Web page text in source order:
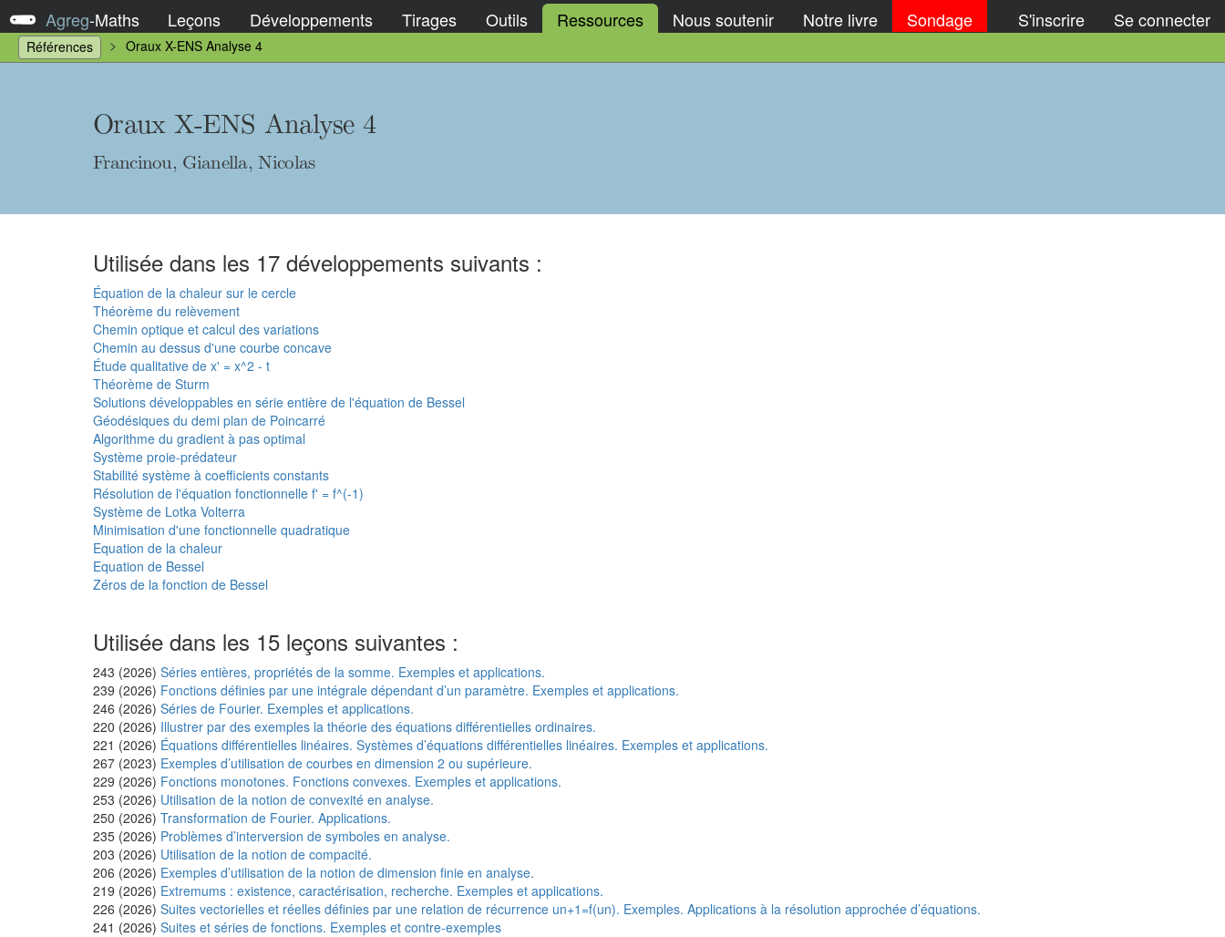
Agreg-Maths Leçons Développements Tirages Outils Ressources Nous soutenir Notre livre Sondage S'inscrire Se connecter
Références Oraux X-ENS Analyse 4
Oraux X-ENS Analyse 4
Francinou, Gianella, Nicolas
Utilisée dans les 17 développements suivants :
Équation de la chaleur sur le cercle
Théorème du relèvement
Chemin optique et calcul des variations
Chemin au dessus d'une courbe concave
Étude qualitative de x' = x^2 - t
Théorème de Sturm
Solutions développables en série entière de l'équation de Bessel
Géodésiques du demi plan de Poincarré
Algorithme du gradient à pas optimal
Système proie-prédateur
Stabilité système à coefficients constants
Résolution de l'équation fonctionnelle f' = f^(-1)
Système de Lotka Volterra
Minimisation d'une fonctionnelle quadratique
Equation de la chaleur
Equation de Bessel
Zéros de la fonction de Bessel
Utilisée dans les 15 leçons suivantes :
243 (2026) Séries entières, propriétés de la somme. Exemples et applications.
239 (2026) Fonctions définies par une intégrale dépendant d’un paramètre. Exemples et applications.
246 (2026) Séries de Fourier. Exemples et applications.
220 (2026) Illustrer par des exemples la théorie des équations différentielles ordinaires.
221 (2026) Équations différentielles linéaires. Systèmes d’équations différentielles linéaires. Exemples et applications.
267 (2023) Exemples d’utilisation de courbes en dimension 2 ou supérieure.
229 (2026) Fonctions monotones. Fonctions convexes. Exemples et applications.
253 (2026) Utilisation de la notion de convexité en analyse.
250 (2026) Transformation de Fourier. Applications.
235 (2026) Problèmes d’interversion de symboles en analyse.
203 (2026) Utilisation de la notion de compacité.
206 (2026) Exemples d’utilisation de la notion de dimension finie en analyse.
219 (2026) Extremums : existence, caractérisation, recherche. Exemples et applications.
226 (2026) Suites vectorielles et réelles définies par une relation de récurrence un+1=f(un). Exemples. Applications à la résolution approchée d’équations.
241 (2026) Suites et séries de fonctions. Exemples et contre-exemples